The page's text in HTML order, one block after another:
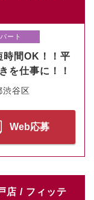
パート
間OK！！平
を仕事に！！
渋谷区
Web応募
店 / フィッテ